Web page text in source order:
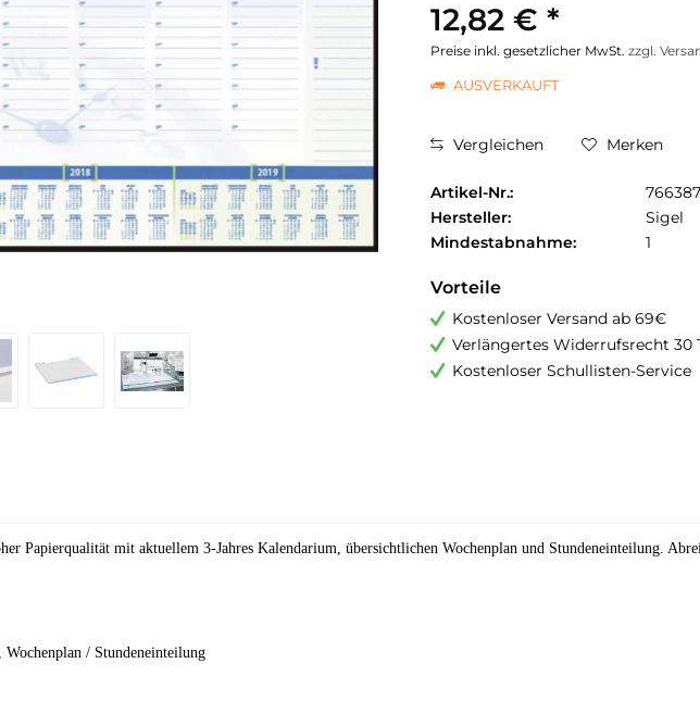
12,82 € *
Preise inkl. gesetzlicher MwSt. zzgl.
AUSVERKAUFT
Vergleichen Merken
Artikel-Nr.:
766387
Hersteller:
Sigel
Mindestabnahme:
1
Vorteile
Kostenloser Versand ab 69€
Verlängertes Widerrufsrecht 30
Kostenloser Schullisten-Service
Papierqualität mit aktuellem 3-Jahres Kalendarium, übersichtlichen Wochenplan und Stundeneinteilung.
/ Stundeneinteilung